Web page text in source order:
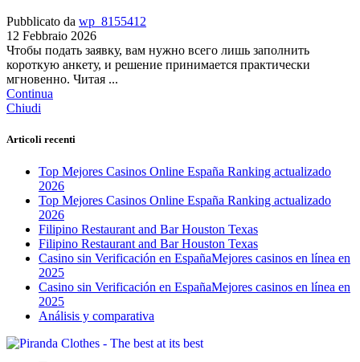
Pubblicato da wp_8155412
12 Febbraio 2026
Чтобы подать заявку, вам нужно всего лишь заполнить
короткую анкету, и решение принимается практически
мгновенно. Читая ...
Continua
Chiudi
Articoli recenti
Top Mejores Casinos Online España Ranking actualizado
2026
Top Mejores Casinos Online España Ranking actualizado
2026
Filipino Restaurant and Bar Houston Texas
Filipino Restaurant and Bar Houston Texas
Сasino sin Verificación en España️Mejores casinos en línea en
2025
Сasino sin Verificación en España️Mejores casinos en línea en
2025
Análisis y comparativa